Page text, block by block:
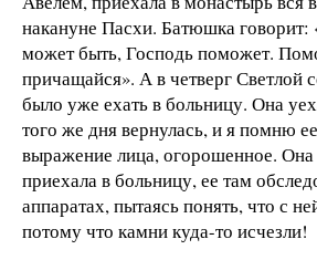
накануне Пасхи. Батюшка
может быть, Господь поможет.
причащайся». А в четверг Светлой
было уже ехать в больницу. Она
того же дня вернулась, и я помню
выражение лица, огорошенное. Она
приехала в больницу, ее там
аппаратах, пытаясь понять, что с
потому что камни куда-то исчезли!